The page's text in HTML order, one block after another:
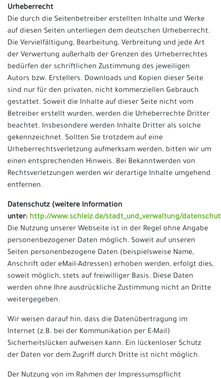
Urheberrecht
Die durch die Seitenbetreiber erstellten Inhalte und Werke
auf diesen Seiten unterliegen dem deutschen Urheberrecht.
Die Vervielfältigung, Bearbeitung, Verbreitung und jede Art
der Verwertung außerhalb der Grenzen des Urheberrechtes
bedürfen der schriftlichen Zustimmung des jeweiligen
Autors bzw. Erstellers. Downloads und Kopien dieser Seite
sind nur für den privaten, nicht kommerziellen Gebrauch
gestattet. Soweit die Inhalte auf dieser Seite nicht vom
Betreiber erstellt wurden, werden die Urheberrechte Dritter
beachtet. Insbesondere werden Inhalte Dritter als solche
gekennzeichnet. Sollten Sie trotzdem auf eine
Urheberrechtsverletzung aufmerksam werden, bitten wir um
einen entsprechenden Hinweis. Bei Bekanntwerden von
Rechtsverletzungen werden wir derartige Inhalte umgehend
entfernen.
Datenschutz (weitere Information
unter: http://www.schleiz.de/stadt_und_verwaltung/
Die Nutzung unserer Webseite ist in der Regel ohne Angabe
personenbezogener Daten möglich. Soweit auf unseren
Seiten personenbezogene Daten (beispielsweise Name,
Anschrift oder eMail-Adressen) erhoben werden, erfolgt dies,
soweit möglich, stets auf freiwilliger Basis. Diese Daten
werden ohne Ihre ausdrückliche Zustimmung nicht an Dritte
weitergegeben.
Wir weisen darauf hin, dass die Datenübertragung im
Internet (z.B. bei der Kommunikation per E-Mail)
Sicherheitslücken aufweisen kann. Ein lückenloser Schutz
der Daten vor dem Zugriff durch Dritte ist nicht möglich.
Der Nutzung von im Rahmen der Impressumspflicht